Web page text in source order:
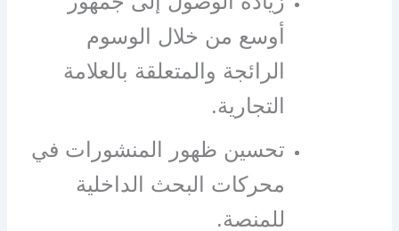
أوسع من خلال الوسوم
الرائجة والمتعلقة بالعلامة
التجارية.
تحسين ظهور المنشورات في
محركات البحث الداخلية
للمنصة.